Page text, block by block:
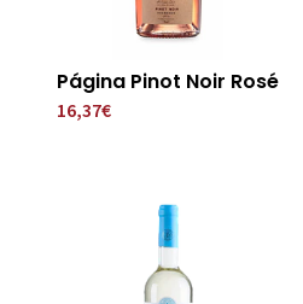
Página Pinot Noir Rosé
16,37€